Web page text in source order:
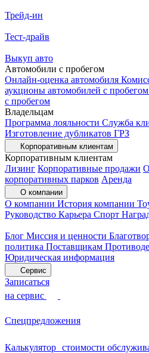
Трейд-ин
Тест-драйв
Выкуп авто
Автомобили с пробегом
Онлайн-оценка автомобиля
аукционы автомобилей с пробегом
с пробегом
Владельцам
Программа лояльности Служба
Изготовление дубликатов ГРЗ
Корпоративным клиентам
Корпоративным клиентам
Лизинг Корпоративные продажи
корпоративных парков Аренда
О компании
О компании История компании
Руководство Карьера Спорт
Блог Миссия и ценности
политика Поставщикам
Юридическая информация
Сервис
Записаться
на сервис
Спецпредложения
Калькулятор стоимости